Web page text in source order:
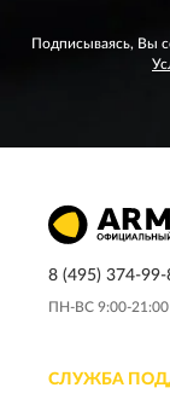
Подписываясь, Вы
8 (495) 374-99-
ПН-ВС 9:00-21:00
СЛУЖБА